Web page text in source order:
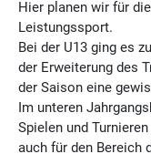
Hier planen wir für
Leistungssport.
Bei der U13 ging es
der Erweiterung des
der Saison eine
Im unteren
Spielen und
auch für den Bereich